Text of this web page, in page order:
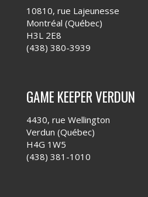
10810, rue Lajeunesse
Montréal (Québec)
H3L 2E8
(438) 380-3939
GAME KEEPER VERDUN
4430, rue Wellington
Verdun (Québec)
H4G 1W5
(438) 381-1010